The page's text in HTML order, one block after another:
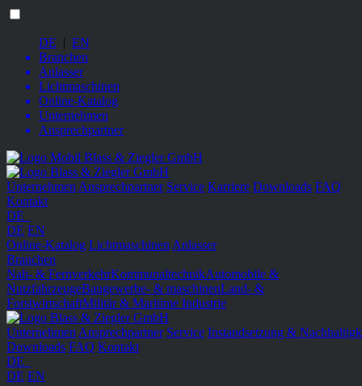
DE | EN
Branchen
Anlasser
Lichtmaschinen
Online-Katalog
Unternehmen
Ansprechpartner
Unternehmen Ansprechpartner Service Karriere Downloads FAQ
Kontakt
DE
DE EN
Online-Katalog Lichtmaschinen Anlasser
Branchen
Nah- & FernverkehrKommunaltechnikAutomobile &
NutzfahrzeugeBaugewerbe- & maschinenLand- &
ForstwirtschaftMilitär & Maritime Industrie
Unternehmen Ansprechpartner Service Instandsetzung &
Downloads FAQ Kontakt
DE
DE EN